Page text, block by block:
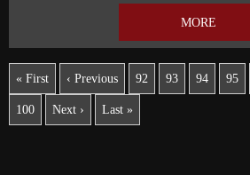
MORE
« First ‹ Previous 92 93 94 95
100 Next › Last »